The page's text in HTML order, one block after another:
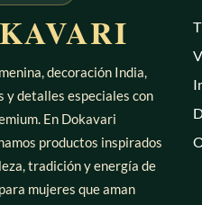
decoración India,
y detalles especiales con
En Dokavari
productos inspirados
tradición y energía de
mujeres que aman